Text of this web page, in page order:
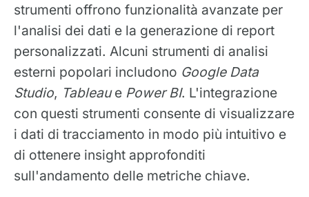
strumenti offrono funzionalità avanzate per
l'analisi dei dati e la generazione di report
personalizzati. Alcuni strumenti di analisi
esterni popolari includono Google Data
Studio, Tableaue Power BI. L'integrazione
con questi strumenti consente di visualizzare
i dati di tracciamento in modo più intuitivo e
di ottenere insight approfonditi
sull'andamento delle metriche chiave.